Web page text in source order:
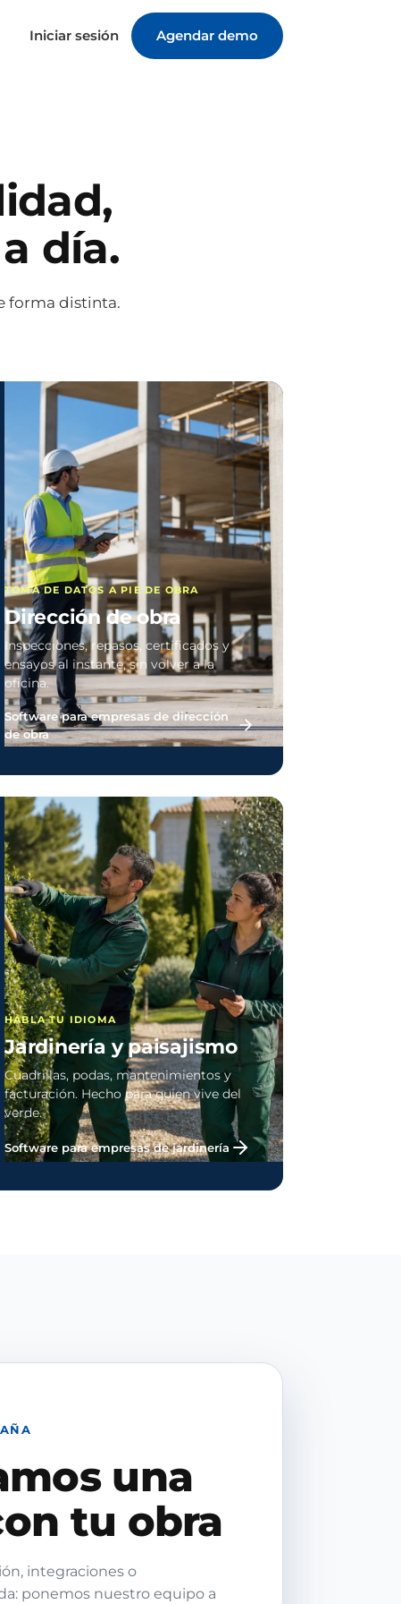
Iniciar sesión Agendar demo
día.
forma distinta.
TOMA DE DATOS A PIE DE OBRA
Dirección de obra
Inspecciones, repasos, certificados y
ensayos al instante, sin volver a la
oficina.
Software para empresas de dirección
de obra
HABLA TU IDIOMA
Jardinería y paisajismo
Cuadrillas, podas, mantenimientos y
facturación. Hecho para quien vive del
verde.
Software para empresas de jardinería
una
tu obra
integraciones o
ponemos nuestro equipo a